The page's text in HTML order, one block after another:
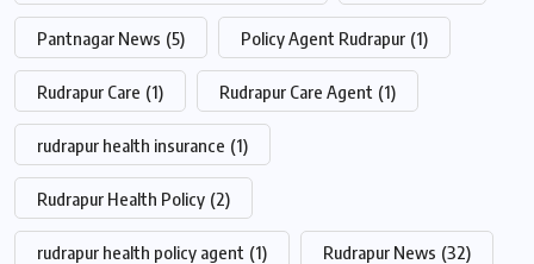
Pantnagar News (5) Policy Agent Rudrapur (1)
Rudrapur Care (1) Rudrapur Care Agent (1)
rudrapur health insurance (1)
Rudrapur Health Policy (2)
rudrapur health policy agent (1) Rudrapur News (32)